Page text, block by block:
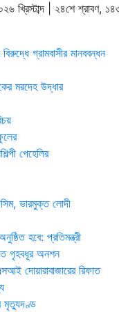
খ্রিস্টাব্দ | ২৪শে শ্রাবণ,
গ্রামবাসীর মানববন্ধন
মরদেহ উদ্ধার
পেহেলির
ভারমুক্ত লোদী
হবে: প্রতিমন্ত্রী
গৃহবধূর অনশন
দোয়ারাবাজারের রিফাত
মৃত্যুদণ্ড